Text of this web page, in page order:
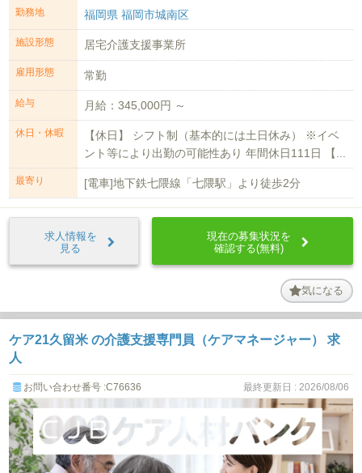
勤務地 福岡県 福岡市城南区
施設形態 居宅介護支援事業所
雇用形態 常勤
給与 月給：345,000円 ～
休日・休暇
【休日】 シフト制（基本的には土日休み） ※イベ
ント等により出勤の可能性あり 年間休日111日 【...
最寄り [電車]地下鉄七隈線「七隈駅」より徒歩2分
求人情報を
見る
現在の募集状況を
確認する(無料)
気になる
ケア21久留米 の介護支援専門員（ケアマネージャー） 求
人
お問い合わせ番号 :C76636 最終更新日 : 2026/08/06